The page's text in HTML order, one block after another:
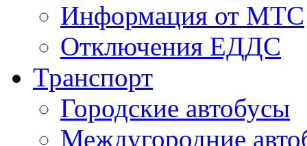
Информация от МТС
Отключения ЕДДС
Транспорт
Городские автобусы
Междугородние